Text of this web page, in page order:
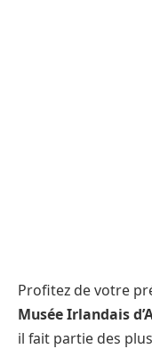
Profitez de votre
Musée Irlandais
il fait partie des